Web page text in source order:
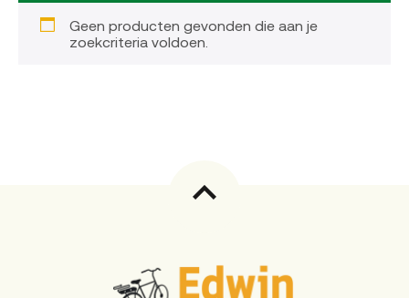
Geen producten gevonden die aan je
zoekcriteria voldoen.